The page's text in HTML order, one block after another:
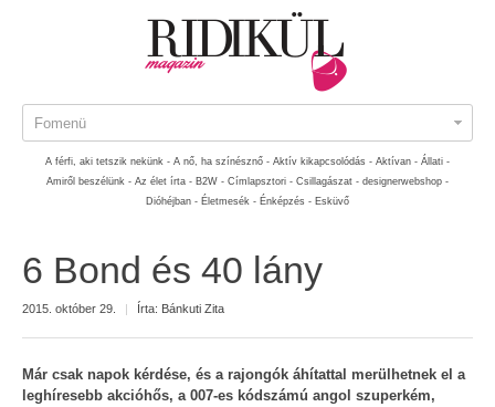
Fomenü
A férfi, aki tetszik nekünk - A nő, ha színésznő - Aktív kikapcsolódás - Aktívan - Állati -
Amiről beszélünk - Az élet írta - B2W - Címlapsztori - Csillagászat - designerwebshop -
Dióhéjban - Életmesék - Énképzés - Esküvő
6 Bond és 40 lány
2015. október 29. | Írta: Bánkuti Zita
Már csak napok kérdése, és a rajongók áhítattal merülhetnek el a
leghíresebb akcióhős, a 007-es kódszámú angol szuperkém,